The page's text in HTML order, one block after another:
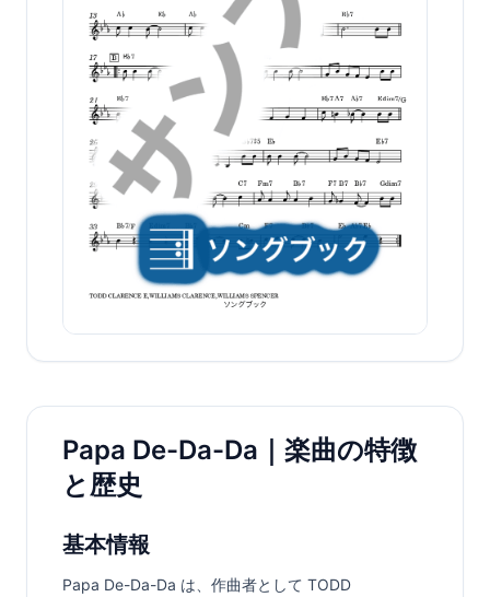
Papa De-Da-Da｜楽曲の特徴
と歴史
基本情報
Papa De-Da-Da は、作曲者として TODD